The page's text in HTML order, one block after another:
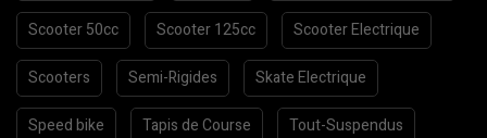
Scooter 50cc Scooter 125cc Scooter Electrique
Scooters Semi-Rigides Skate Electrique
Speed bike Tapis de Course Tout-Suspendus